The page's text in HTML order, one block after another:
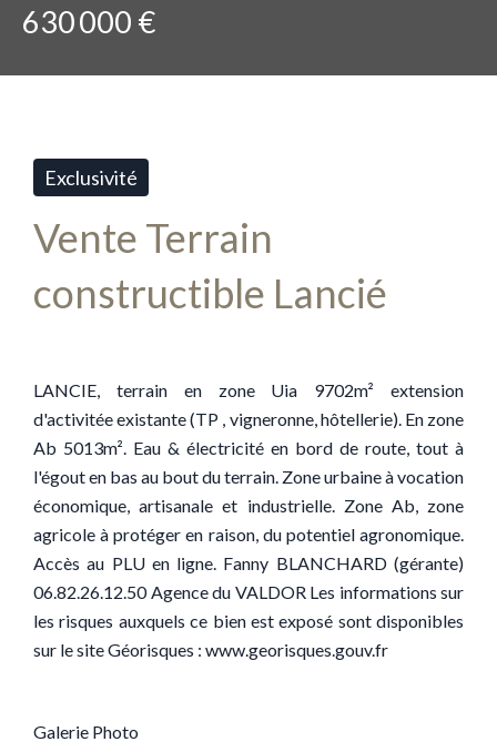
630 000 €
Exclusivité
Vente Terrain
constructible Lancié
LANCIE, terrain en zone Uia 9702m² extension
d'activitée existante (TP , vigneronne, hôtellerie). En zone
Ab 5013m². Eau & électricité en bord de route, tout à
l'égout en bas au bout du terrain. Zone urbaine à vocation
économique, artisanale et industrielle. Zone Ab, zone
agricole à protéger en raison, du potentiel agronomique.
Accès au PLU en ligne. Fanny BLANCHARD (gérante)
06.82.26.12.50 Agence du VALDOR Les informations sur
les risques auxquels ce bien est exposé sont disponibles
sur le site Géorisques : www.georisques.gouv.fr
Galerie Photo